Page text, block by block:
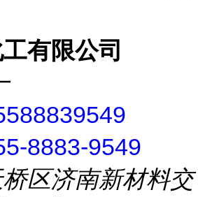
有限公司
8883-9549
区济南新材料交